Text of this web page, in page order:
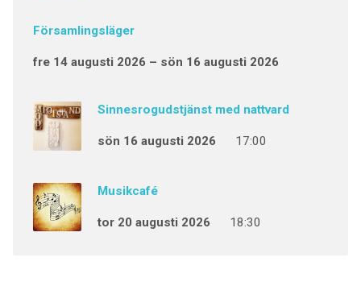
Församlingsläger
fre 14 augusti 2026 – sön 16 augusti 2026
Sinnesrogudstjänst med nattvard
sön 16 augusti 2026 17:00
Musikcafé
tor 20 augusti 2026 18:30